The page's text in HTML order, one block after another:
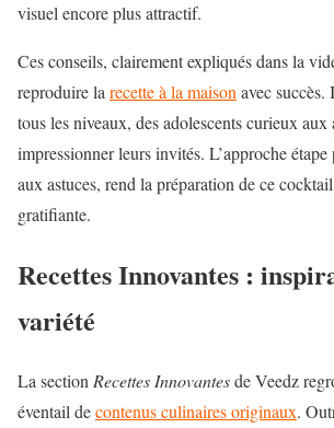
visuel encore plus attractif.
Ces conseils, clairement expliqués dans la
reproduire la recette à la maison avec succès.
tous les niveaux, des adolescents curieux aux
impressionner leurs invités. L’approche étape
aux astuces, rend la préparation de ce
gratifiante.
Recettes Innovantes :
variété
La section Recettes Innovantesde Veedz
éventail decontenus culinaires originaux.